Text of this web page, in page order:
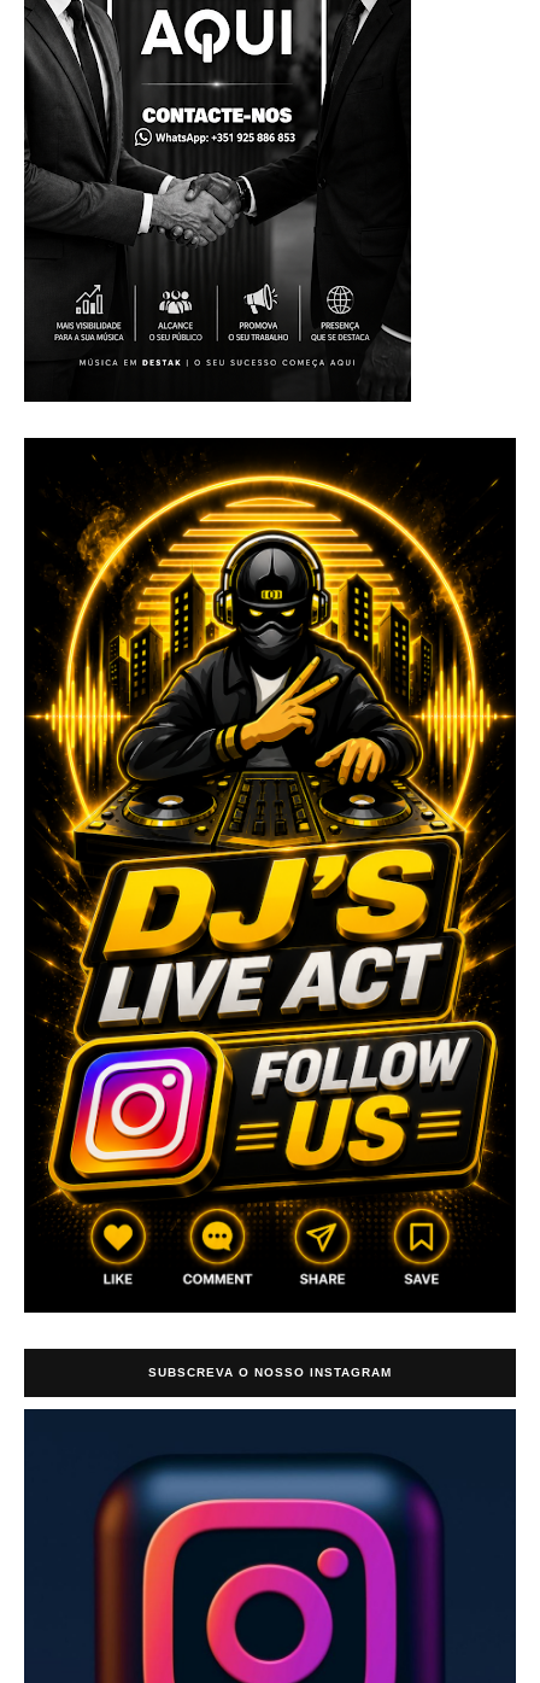
SUBSCREVA O NOSSO INSTAGRAM